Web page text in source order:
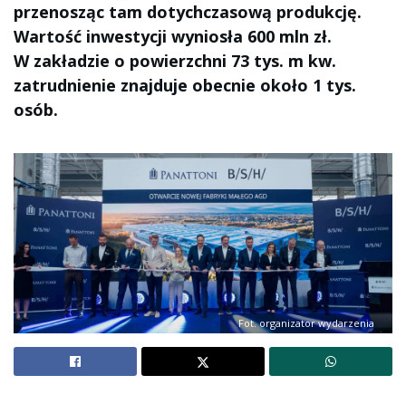
przenosząc tam dotychczasową produkcję.
Wartość inwestycji wyniosła 600 mln zł.
W zakładzie o powierzchni 73 tys. m kw.
zatrudnienie znajduje obecnie około 1 tys.
osób.
Fot. organizator wydarzenia